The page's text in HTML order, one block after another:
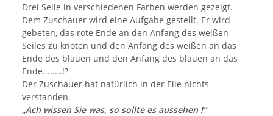
Drei Seile in verschiedenen Farben werden gezeigt.
Dem Zuschauer wird eine Aufgabe gestellt. Er wird
gebeten, das rote Ende an den Anfang des weißen
Seiles zu knoten und den Anfang des weißen an das
Ende des blauen und den Anfang des blauen an das
Ende........!?
Der Zuschauer hat natürlich in der Eile nichts
verstanden.
„Ach wissen Sie was, so sollte es aussehen !“